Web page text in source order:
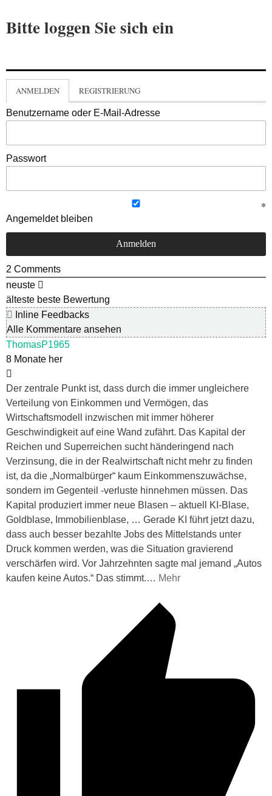
Bitte loggen Sie sich ein
ANMELDEN REGISTRIERUNG
Benutzername oder E-Mail-Adresse
Passwort
Angemeldet bleiben
2 Comments
neuste
älteste beste Bewertung
Inline Feedbacks
Alle Kommentare ansehen
ThomasP1965
8 Monate her
Der zentrale Punkt ist, dass durch die immer ungleichere
Verteilung von Einkommen und Vermögen, das
Wirtschaftsmodell inzwischen mit immer höherer
Geschwindigkeit auf eine Wand zufährt. Das Kapital der
Reichen und Superreichen sucht händeringend nach
Verzinsung, die in der Realwirtschaft nicht mehr zu finden
ist, da die „Normalbürger“ kaum Einkommenszuwächse,
sondern im Gegenteil -verluste hinnehmen müssen. Das
Kapital produziert immer neue Blasen – aktuell KI-Blase,
Goldblase, Immobilienblase, … Gerade KI führt jetzt dazu,
dass auch besser bezahlte Jobs des Mittelstands unter
Druck kommen werden, was die Situation gravierend
verschärfen wird. Vor Jahrzehnten sagte mal jemand „Autos
kaufen keine Autos.“ Das stimmt.… Mehr